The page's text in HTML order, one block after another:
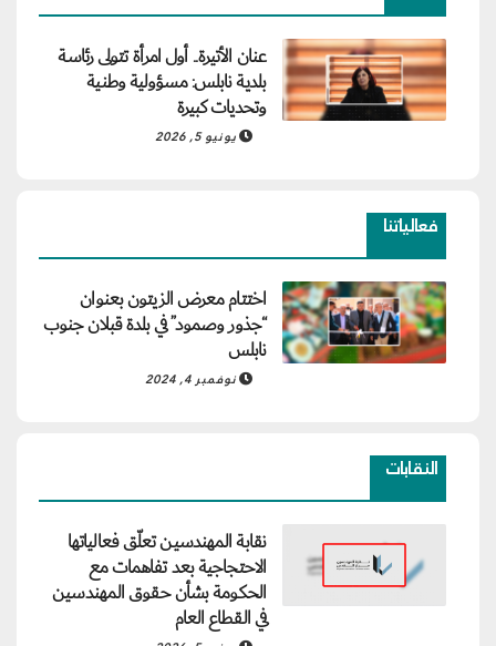
عنان الأتيرة.. أول امرأة تتولى رئاسة
بلدية نابلس: مسؤولية وطنية
وتحديات كبيرة
يونيو 5, 2026
فعالياتنا
اختتام معرض الزيتون بعنوان
“جذور وصمود” في بلدة قبلان جنوب
نابلس
نوفمبر 4, 2024
النقابات
نقابة المهندسين تعلّق فعالياتها
الاحتجاجية بعد تفاهمات مع
الحكومة بشأن حقوق المهندسين
في القطاع العام